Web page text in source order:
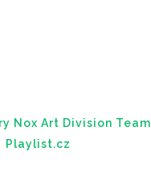
Nox Art Division Team
Playlist.cz